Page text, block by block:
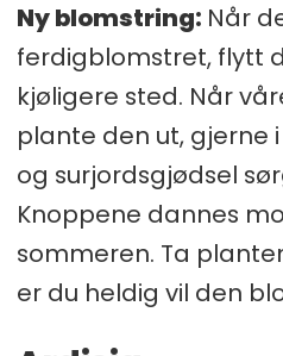
Ny blomstring: Når
ferdigblomstret, flytt
kjøligere sted. Når
plante den ut, gjerne
og surjordsgjødsel
Knoppene dannes
sommeren. Ta
er du heldig vil den